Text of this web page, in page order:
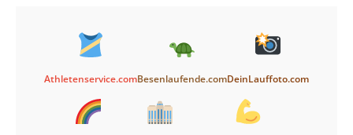
Athletenservice.comBesenlaufende.comDeinLauffoto.com